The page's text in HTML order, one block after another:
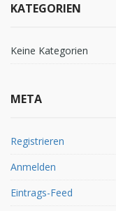
KATEGORIEN
Keine Kategorien
META
Registrieren
Anmelden
Eintrags-Feed